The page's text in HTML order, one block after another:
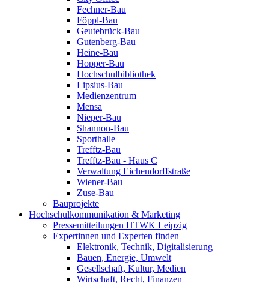
Fechner-Bau
Föppl-Bau
Geutebrück-Bau
Gutenberg-Bau
Heine-Bau
Hopper-Bau
Hochschulbibliothek
Lipsius-Bau
Medienzentrum
Mensa
Nieper-Bau
Shannon-Bau
Sporthalle
Trefftz-Bau
Trefftz-Bau - Haus C
Verwaltung Eichendorffstraße
Wiener-Bau
Zuse-Bau
Bauprojekte
Hochschulkommunikation & Marketing
Pressemitteilungen HTWK Leipzig
Expertinnen und Experten finden
Elektronik, Technik, Digitalisierung
Bauen, Energie, Umwelt
Gesellschaft, Kultur, Medien
Wirtschaft, Recht, Finanzen